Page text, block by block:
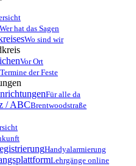
Wer hat das Sagen
Wo sind wir
Vor Ort
Termine der Feste
Für alle da
/ ABCBrentwoodstraße
Handyalarmierung
Lehrgänge online